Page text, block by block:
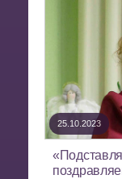
25.10.2023